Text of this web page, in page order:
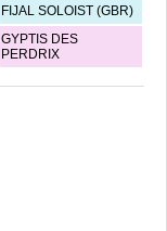
FIJAL SOLOIST (GBR)
GYPTIS DES
PERDRIX